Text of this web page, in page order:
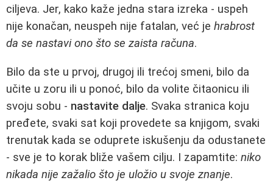
ciljeva. Jer, kako kaže jedna stara izreka - uspeh
nije konačan, neuspeh nije fatalan, već je hrabrost
da se nastavi ono što se zaista računa.
Bilo da ste u prvoj, drugoj ili trećoj smeni, bilo da
učite u zoru ili u ponoć, bilo da volite čitaonicu ili
svoju sobu - nastavite dalje. Svaka stranica koju
pređete, svaki sat koji provedete sa knjigom, svaki
trenutak kada se oduprete iskušenju da odustanete
- sve je to korak bliže vašem cilju. I zapamtite: niko
nikada nije zažalio što je uložio u svoje znanje.